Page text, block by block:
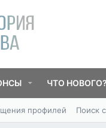
ЧТО НОВОГО?
профилей Поиск